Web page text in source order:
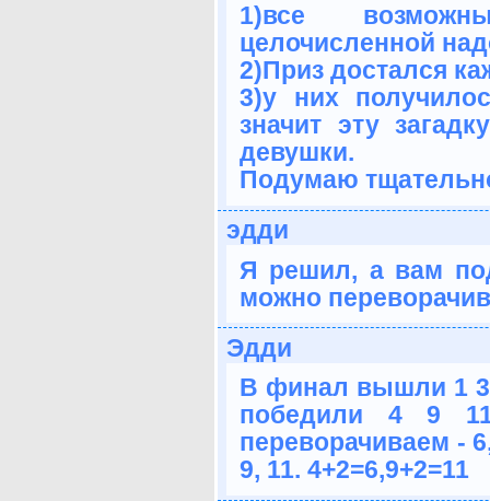
1)все
целочисленной
2)Приз достался
3)у них
значит эту
девушки.
Подумаю
эдди
Я решил, а вам
можно
Эдди
В финал вышли 1 3
победили 4 9
переворачиваем -
9, 11. 4+2=6,9+2=11